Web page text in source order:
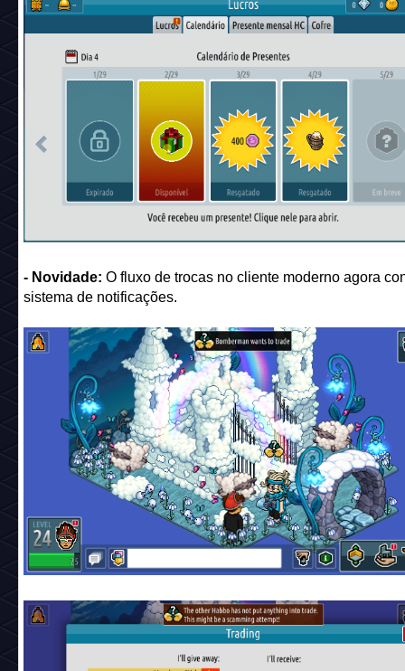
- Novidade: O fluxo de trocas no cliente moderno agora
sistema de notificações.